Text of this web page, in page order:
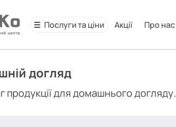
Послуги та ціни Акції Про нас
догляд
продукції для домашнього догляду.